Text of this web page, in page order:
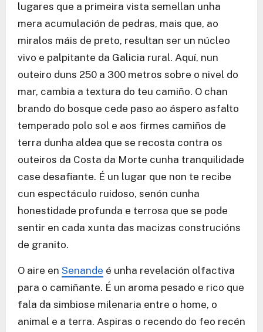
lugares que a primeira vista semellan unha
mera acumulación de pedras, mais que, ao
miralos máis de preto, resultan ser un núcleo
vivo e palpitante da Galicia rural. Aquí, nun
outeiro duns 250 a 300 metros sobre o nivel do
mar, cambia a textura do teu camiño. O chan
brando do bosque cede paso ao áspero asfalto
temperado polo sol e aos firmes camiños de
terra dunha aldea que se recosta contra os
outeiros da Costa da Morte cunha tranquilidade
case desafiante. É un lugar que non te recibe
cun espectáculo ruidoso, senón cunha
honestidade profunda e terrosa que se pode
sentir en cada xunta das macizas construcións
de granito.
O aire en Senande é unha revelación olfactiva
para o camiñante. É un aroma pesado e rico que
fala da simbiose milenaria entre o home, o
animal e a terra. Aspiras o recendo do feo recén